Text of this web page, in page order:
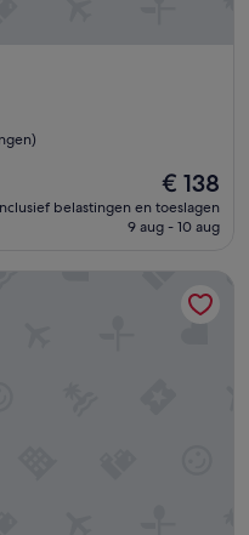
De
prijs
is
€ 138
belastingen en toeslagen
9 aug - 10 aug